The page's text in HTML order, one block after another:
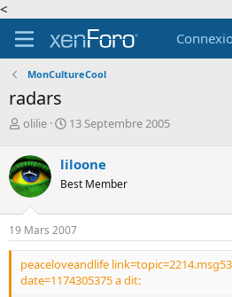
<
MonCultureCool
radars
A
t
e
u
r
d
e
l
a
d
olilie
D
e
d
d
é
b
u
t
13 Septembre 2005
liloone
Best Member
19 Mars 2007
peaceloveandlife
date=1174305375 a dit: